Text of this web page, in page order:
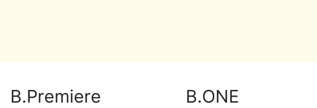
B.Premiere B.ONE